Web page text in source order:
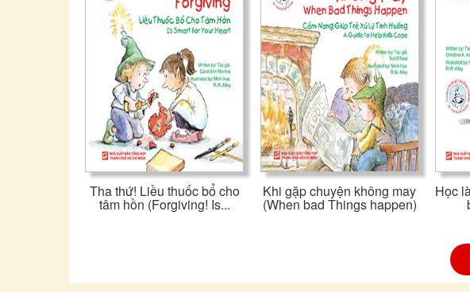
Tha thứ! Liều thuốc bổ cho
tâm hồn (Forgiving! Is...
Khi gặp chuyện không may
(When bad Things happen)
Học